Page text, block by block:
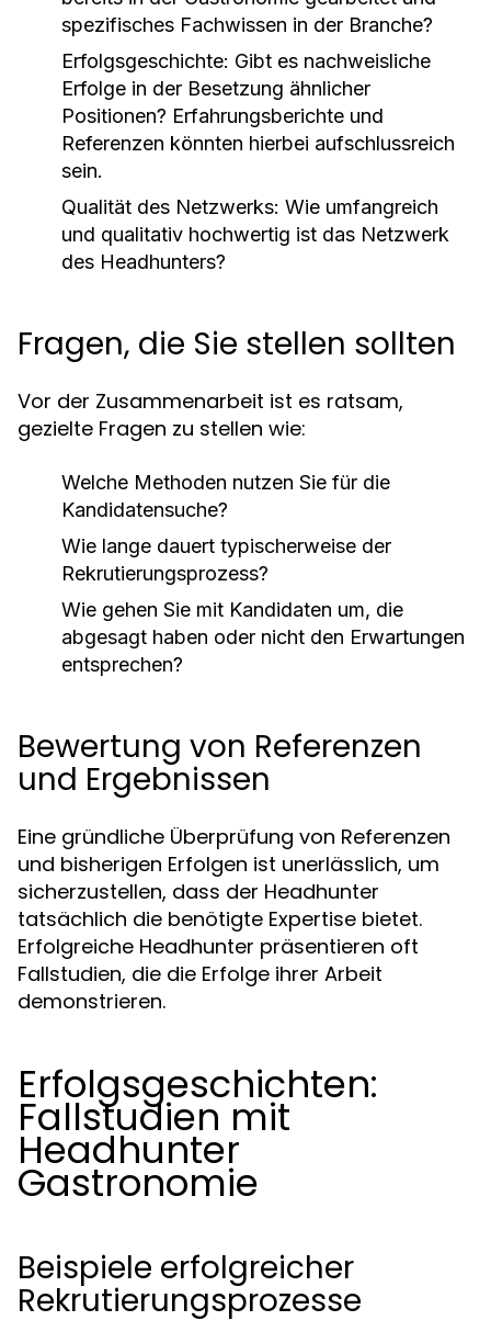
spezifisches Fachwissen in der Branche?
Erfolgsgeschichte: Gibt es nachweisliche
Erfolge in der Besetzung ähnlicher
Positionen? Erfahrungsberichte und
Referenzen könnten hierbei aufschlussreich
sein.
Qualität des Netzwerks: Wie umfangreich
und qualitativ hochwertig ist das Netzwerk
des Headhunters?
Fragen, die Sie stellen sollten
Vor der Zusammenarbeit ist es ratsam,
gezielte Fragen zu stellen wie:
Welche Methoden nutzen Sie für die
Kandidatensuche?
Wie lange dauert typischerweise der
Rekrutierungsprozess?
Wie gehen Sie mit Kandidaten um, die
abgesagt haben oder nicht den Erwartungen
entsprechen?
Bewertung von Referenzen
und Ergebnissen
Eine gründliche Überprüfung von Referenzen
und bisherigen Erfolgen ist unerlässlich, um
sicherzustellen, dass der Headhunter
tatsächlich die benötigte Expertise bietet.
Erfolgreiche Headhunter präsentieren oft
Fallstudien, die die Erfolge ihrer Arbeit
demonstrieren.
Erfolgsgeschichten:
Fallstudien mit
Headhunter
Gastronomie
Beispiele erfolgreicher
Rekrutierungsprozesse